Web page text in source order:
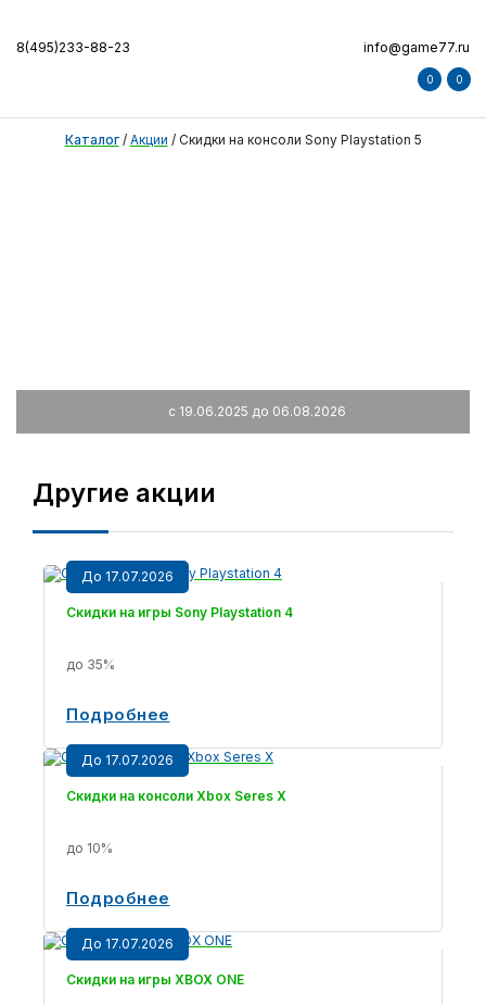
8(495)233-88-23 info@game77.ru
0 0
Каталог/ Акции / Скидки на консоли Sony Playstation 5
с 19.06.2025 до 06.08.2026
Другие акции
До 17.07.2026
Скидки на игры Sony Playstation 4
до 35%
Подробнее
До 17.07.2026
Скидки на консоли Xbox Seres X
до 10%
Подробнее
До 17.07.2026
Скидки на игры XBOX ONE